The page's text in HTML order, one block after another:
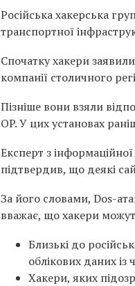
Російська хакерська
транспортної
Спочатку хакери
компанії столичного
Пізніше вони взяли
OP. У цих установах
Експерт з
підтвердив, що деякі
За його словами, Dos-
вважає, що хакери
Близькі до
облікових даних із
Хакери, яких